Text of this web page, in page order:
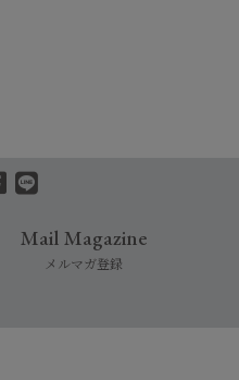
Mail Magazine
メルマガ登録